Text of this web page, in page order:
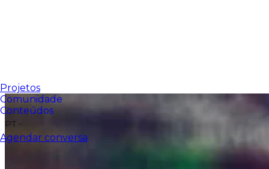
Projetos
Comunidade
Conteúdos
PT
Agendar conversa